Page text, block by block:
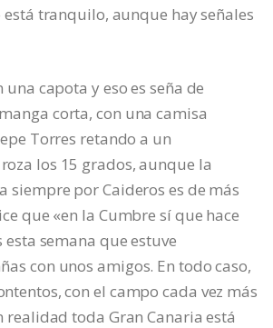
tranquilo, aunque hay señales
una capota y eso es seña de
corta, con una camisa
Torres retando a un
los 15 grados, aunque la
siempre por Caideros es de más
que «en la Cumbre sí que hace
semana que estuve
con unos amigos. En todo caso,
con el campo cada vez más
realidad toda Gran Canaria está